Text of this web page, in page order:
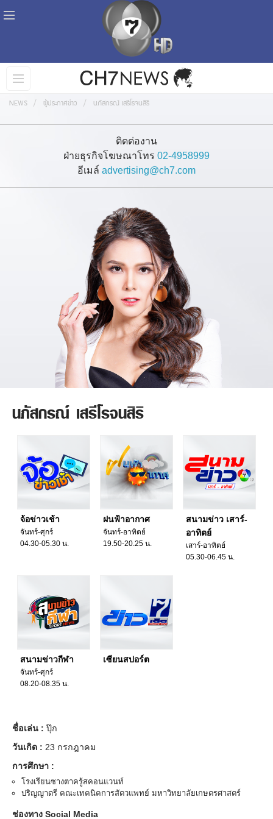
NEWS ผู้ประกาศข่าว นภัสกรณ์ เสรีโรจนสิริ
ติดต่องาน
ฝ่ายธุรกิจโฆษณาโทร 02-4958999
อีเมล์ advertising@ch7.com
นภัสกรณ์ เสรีโรจนสิริ
จ้อข่าวเช้า
จันทร์-ศุกร์
04.30-05.30 น.
ฝนฟ้าอากาศ
จันทร์-อาทิตย์
19.50-20.25 น.
สนามข่าว เสาร์-
อาทิตย์
เสาร์-อาทิตย์
05.30-06.45 น.
สนามข่าวกีฬา
จันทร์-ศุกร์
08.20-08.35 น.
เซียนสปอร์ต
ชื่อเล่น : ปุ๊ก
วันเกิด : 23 กรกฎาคม
การศึกษา :
โรงเรียนซางตาครู้สคอนแวนท์
ปริญญาตรี คณะเทคนิคการสัตวแพทย์ มหาวิทยาลัยเกษตรศาสตร์
ช่องทาง Social Media